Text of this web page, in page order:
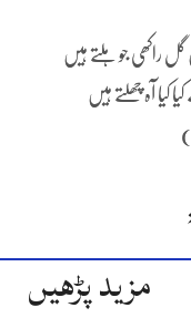
گل راکھی جو ہلتے ہیں
کیا آہ چھلتے ہیں
مزید پڑھیں